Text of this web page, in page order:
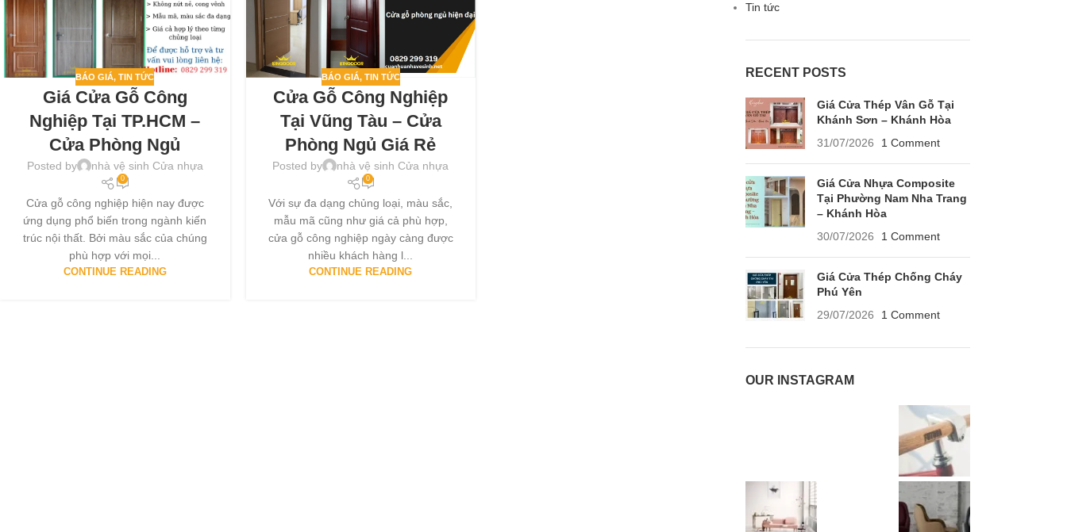
BÁO GIÁ,TIN TỨC
Giá Cửa Gỗ Công
Nghiệp Tại TP.HCM –
Cửa Phòng Ngủ
Posted by nhà vệ sinh Cửa nhựa
0
Cửa gỗ công nghiệp hiện nay được
ứng dụng phổ biến trong ngành kiến
trúc nội thất. Bởi màu sắc của chúng
phù hợp với mọi...
CONTINUE READING
BÁO GIÁ, TIN TỨC
Cửa Gỗ Công Nghiệp
Tại Vũng Tàu – Cửa
Phòng Ngủ Giá Rẻ
Posted by nhà vệ sinh Cửa nhựa
0
Với sự đa dạng chủng loại, màu sắc,
mẫu mã cũng như giá cả phù hợp,
cửa gỗ công nghiệp ngày càng được
nhiều khách hàng l...
CONTINUE READING
Tin tức
RECENT POSTS
Giá Cửa Thép Vân Gỗ Tại
Khánh Sơn – Khánh Hòa
31/07/2026
1 Comment
Giá Cửa Nhựa Composite
Tại Phường Nam Nha Trang
– Khánh Hòa
30/07/2026
1 Comment
Giá Cửa Thép Chống Cháy
Phú Yên
29/07/2026
1 Comment
OUR INSTAGRAM